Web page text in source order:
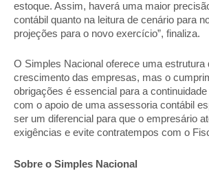
estoque. Assim, haverá uma maior
contábil quanto na leitura de cenário para
projeções para o novo exercício”, finaliza.
O Simples Nacional oferece uma estrutura
crescimento das empresas, mas o
obrigações é essencial para a
com o apoio de uma assessoria contábil
ser um diferencial para que o empresário
exigências e evite contratempos com o
Sobre o Simples Nacional